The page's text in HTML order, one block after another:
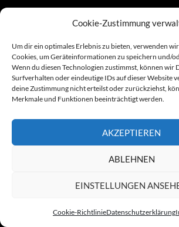
Cookie-Zustimmung
Um dir ein optimales Erlebnis zu bieten, verwenden
Cookies, um Geräteinformationen zu speichern und/
Wenn du diesen Technologien zustimmst, können wir
Surfverhalten oder eindeutige IDs auf dieser Website
deine Zustimmung nicht erteilst oder zurückziehst,
Merkmale und Funktionen beeinträchtigt werden.
AKZEPTIEREN
ABLEHNEN
EINSTELLUNGEN
Cookie-RichtlinieDatenschutzerklärung
Anwaltliche Vertretungen, Kanzleien und Juristen
Bezahlsysteme, Finanzdienstleister und…
Bürodienstleister, Firmengründer- und/oder…
Datenhändler, Adressbroker und zielgerichtetes…
Hosting, Routing, Provider, Domain-, Web- und…
Inkasso, Forderungsmanagement und eintreibende…
Onlinecasinos, Glücksspiele, Poker, Roulette & Co.
Partnerprogramme, Vertriebskanäle- und…
Telekommunikationsdienstleister, Internet…
Web-Rotlichtbezirk, Erotik- und XXX-Anbieter